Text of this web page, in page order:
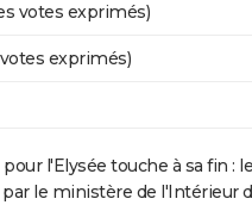
votes exprimés)
exprimés)
l'Elysée touche à sa fin : le
le ministère de l'Intérieur